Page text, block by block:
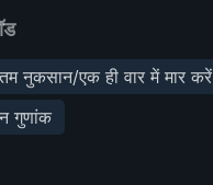
नुकसान/एक ही वार में मार करें
गुणांक